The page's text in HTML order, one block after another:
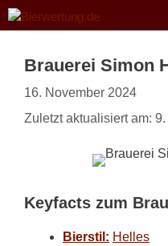
Zum
Inhalt
Brauerei Simon
16. November 2024
Zuletzt aktualisiert am:
Keyfacts zum
Bierstil: Helles